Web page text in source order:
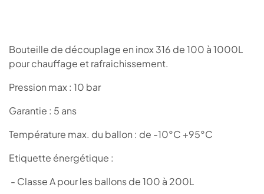
Bouteille de découplage en inox 316 de 100 à 1000L
pour chauffage et rafraichissement.
Pression max : 10 bar
Garantie : 5 ans
Température max. du ballon : de -10°C +95°C
Etiquette énergétique :
- Classe A pour les ballons de 100 à 200L